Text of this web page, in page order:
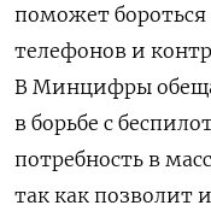
поможет
телефонов и
В Минцифры
в борьбе с
потребность в
так как позволит